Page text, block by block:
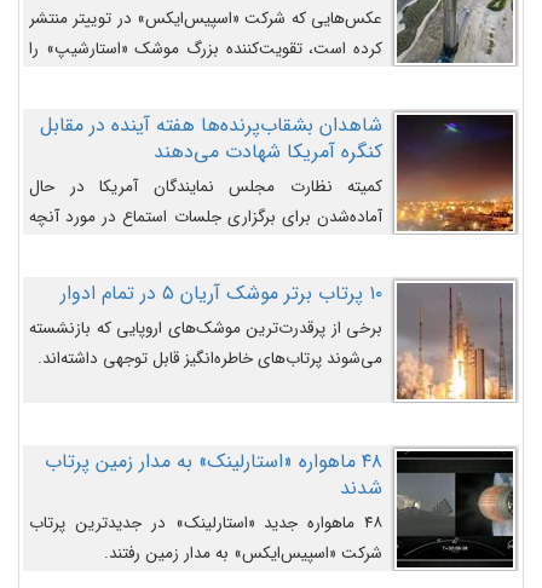
عکس‌هایی که شرکت «اسپیس‌ایکس» در توییتر منتشر
کرده است، تقویت‌کننده بزرگ موشک «استارشیپ» را
شاهدان بشقاب‌پرنده‌ها هفته آینده در مقابل
کنگره آمریکا شهادت می‌دهند
کمیته نظارت مجلس نمایندگان آمریکا در حال
آماده‌شدن برای برگزاری جلسات استماع در مورد آنچه
می‌دانند، است و قرار است افشاگران یوفوها هفته آینده
در مقابل آنها شهادت دهند.۱۰ پرتاب برتر موشک آریان ۵ در تمام ادوار
برخی از پرقدرت‌ترین موشک‌های اروپایی که بازنشسته
می‌شوند پرتاب‌های خاطره‌انگیز قابل توجهی داشته‌اند.
۴۸ ماهواره «استارلینک» به مدار زمین پرتاب
شدند
۴۸ ماهواره جدید «استارلینک» در جدیدترین پرتاب
شرکت «اسپیس‌ایکس» به مدار زمین رفتند.